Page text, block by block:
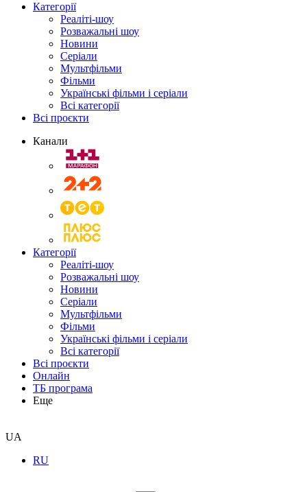
Категорії
Реаліті-шоу
Розважальні шоу
Новини
Серіали
Мультфільми
Фільми
Українські фільми і серіали
Всі категорії
Всі проєкти
Канали
Категорії
Реаліті-шоу
Розважальні шоу
Новини
Серіали
Мультфільми
Фільми
Українські фільми і серіали
Всі категорії
Всі проєкти
Онлайн
ТБ програма
Еще
UA
RU